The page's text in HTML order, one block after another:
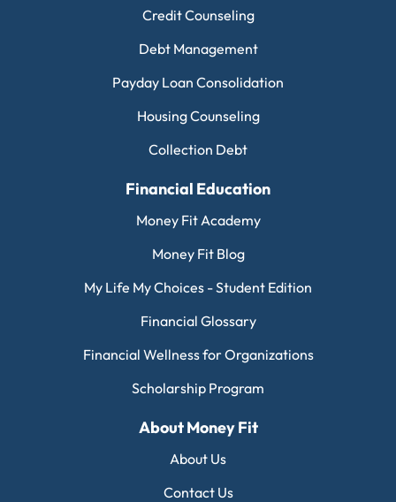
Credit Counseling
Debt Management
Payday Loan Consolidation
Housing Counseling
Collection Debt
Financial Education
Money Fit Academy
Money Fit Blog
My Life My Choices - Student Edition
Financial Glossary
Financial Wellness for Organizations
Scholarship Program
About Money Fit
About Us
Contact Us